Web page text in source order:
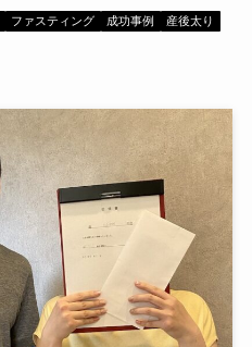
ファスティング 成功事例
産後太り